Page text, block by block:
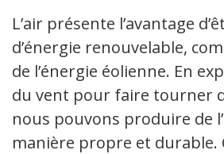
L’air présente l’avantage
d’énergie renouvelable,
de l’énergie éolienne. En
du vent pour faire tourner
nous pouvons produire de
manière propre et durable.